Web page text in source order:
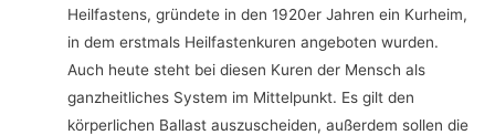
Heilfastens, gründete in den 1920er Jahren ein Kurheim,
in dem erstmals Heilfastenkuren angeboten wurden.
Auch heute steht bei diesen Kuren der Mensch als
ganzheitliches System im Mittelpunkt. Es gilt den
körperlichen Ballast auszuscheiden, außerdem sollen die